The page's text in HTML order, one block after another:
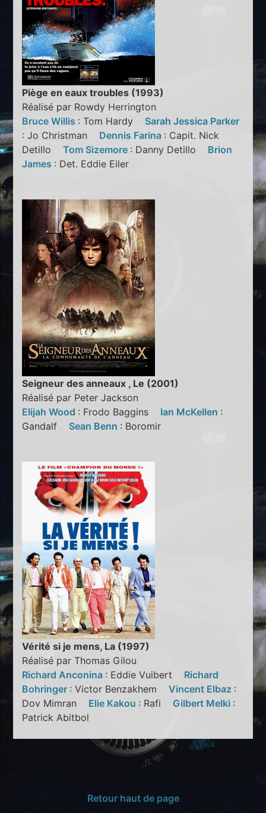
Piège en eaux troubles (1993)
Réalisé par Rowdy Herrington
Bruce Willis : Tom Hardy Sarah Jessica Parker
: Jo Christman Dennis Farina : Capit. Nick
DetilloTom Sizemore : Danny Detillo Brion
James : Det. Eddie Eiler
Seigneur des anneaux , Le (2001)
Réalisé par Peter Jackson
Elijah Wood : Frodo Baggins Ian McKellen :
Gandalf Sean Benn : Boromir
Vérité si je mens, La (1997)
Réalisé par Thomas Gilou
Richard Anconina : Eddie Vuibert Richard
Bohringer : Victor BenzakhemVincent Elbaz :
Dov Mimran Elie Kakou : Rafi Gilbert Melki :
Patrick Abitbol
Retour haut de page